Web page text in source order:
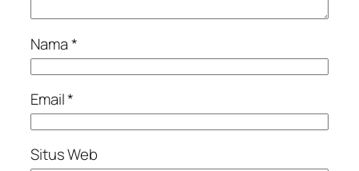
Nama*
Email*
Situs Web